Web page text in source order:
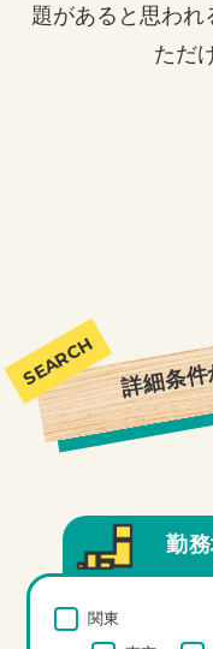
題があると思わ
ただ
詳細条
勤
関東